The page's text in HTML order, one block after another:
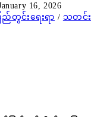
16, 2026
ည်တွင်းရေးရာ / သတင်း